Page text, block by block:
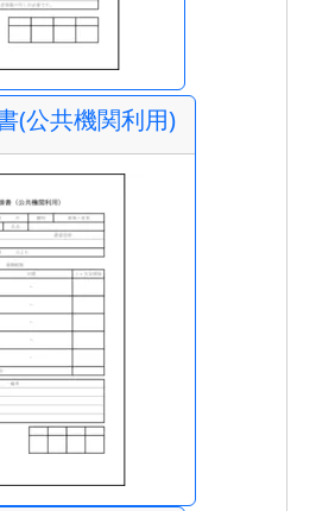
(公共機関利用)